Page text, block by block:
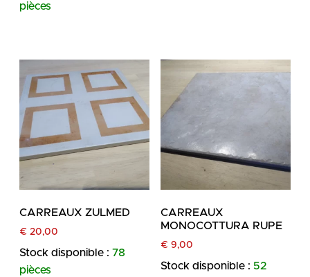
pièces
CARREAUX ZULMED
€ 20,00
Stock disponible : 78
pièces
CARREAUX
MONOCOTTURA RUPE
€ 9,00
Stock disponible : 52